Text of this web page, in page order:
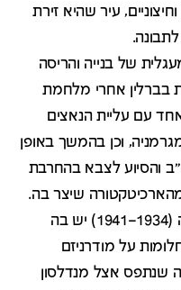
עיר שהיא זירת
של בנייה והריסה
בברלין אחרי מלחמת
עם עליית הנאצים
וכן בהמשך באופן
והסיוע לצבא בהחרבת
שיצר בה.
(11) גם התקופה הקצרה בפלשתינה (1934–1941) יש בה
על מודרניזם
שנתפס אצל מנדלסון